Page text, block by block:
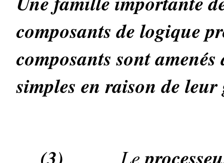
composants de logique
composants sont
simples en raison de
Le